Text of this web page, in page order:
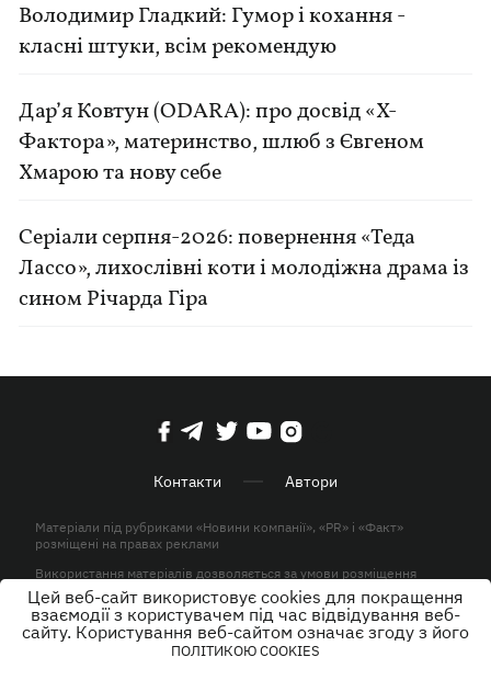
Володимир Гладкий: Гумор і кохання -
класні штуки, всім рекомендую
Дар’я Ковтун (ODARA): про досвід «Х-
Фактора», материнство, шлюб з Євгеном
Хмарою та нову себе
Серіали серпня-2026: повернення «Теда
Лассо», лихослівні коти і молодіжна драма із
сином Річарда Гіра
Контакти Автори
Матеріали під рубриками «Новини компанії», «PR» і «Факт»
розміщені на правах реклами
Використання матеріалів дозволяється за умови розміщення
активного гіперпосилання на KP.UA в першому абзаці.
© ТОВ «ЮЛАВ МЕДІА» 2026. Всі права захищені.
Цей веб-сайт використовує cookies для покращення
взаємодії з користувачем під час відвідування веб-
сайту. Користування веб-сайтом означає згоду з його
ПОЛІТИКОЮ COOKIES